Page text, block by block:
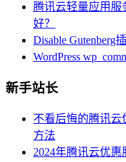
腾讯云轻量应用
好？
Disable Gutenberg
WordPress
新手站长
不看后悔的腾讯云
方法
2024年腾讯云优